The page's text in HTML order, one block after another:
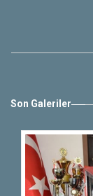
Son Galeriler